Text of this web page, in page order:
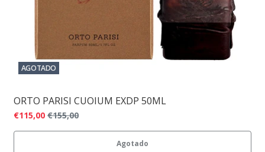
AGOTADO
ORTO PARISI CUOIUM EXDP 50ML
€115,00 €155,00
Agotado